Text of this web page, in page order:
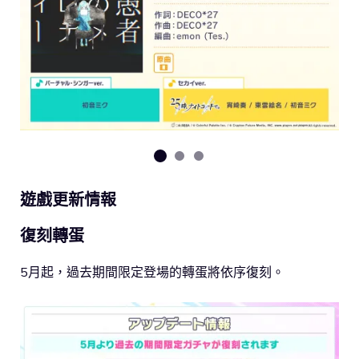
遊戲更新情報
復刻轉蛋
5月起，過去期間限定登場的轉蛋將依序復刻。